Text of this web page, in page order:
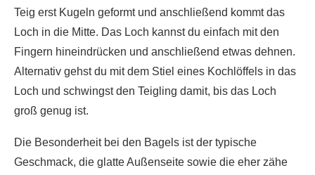
Teig erst Kugeln geformt und anschließend kommt das
Loch in die Mitte. Das Loch kannst du einfach mit den
Fingern hineindrücken und anschließend etwas dehnen.
Alternativ gehst du mit dem Stiel eines Kochlöffels in das
Loch und schwingst den Teigling damit, bis das Loch
groß genug ist.
Die Besonderheit bei den Bagels ist der typische
Geschmack, die glatte Außenseite sowie die eher zähe